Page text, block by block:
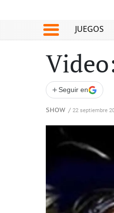
JUEGOS
+ Seguir en
SHOW / 22 septiembre